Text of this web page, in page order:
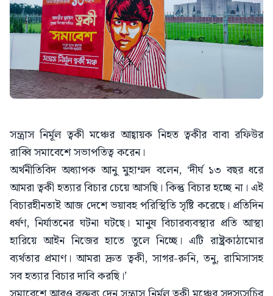
সন্ত্রাস নির্মূল ত্বকী মঞ্চের আহ্বায়ক নিহত ত্বকীর বাবা রফিউর
রাব্বি সমাবেশে সভাপতিত্ব করেন।
অর্থনীতিবিদ অধ্যাপক আনু মুহাম্মদ বলেন, ‘দীর্ঘ ১৩ বছর ধরে
আমরা ত্বকী হত্যার বিচার চেয়ে আসছি। কিন্তু বিচার হচ্ছে না। এই
বিচারহীনতাই আজ দেশে ভয়াবহ পরিস্থিতি সৃষ্টি করেছে। প্রতিদিন
ধর্ষণ, নির্যাতনের ঘটনা ঘটছে। মানুষ বিচারব্যবস্থার প্রতি আস্থা
হারিয়ে আইন নিজের হাতে তুলে নিচ্ছে। এটি রাষ্ট্রকাঠামোর
ব্যর্থতার প্রমাণ। আমরা দ্রুত ত্বকী, সাগর-রুনি, তনু, রামিসাসহ
সব হত্যার বিচার দাবি করছি।’